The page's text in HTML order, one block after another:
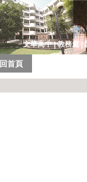
文華高中|教務處 |
回首頁